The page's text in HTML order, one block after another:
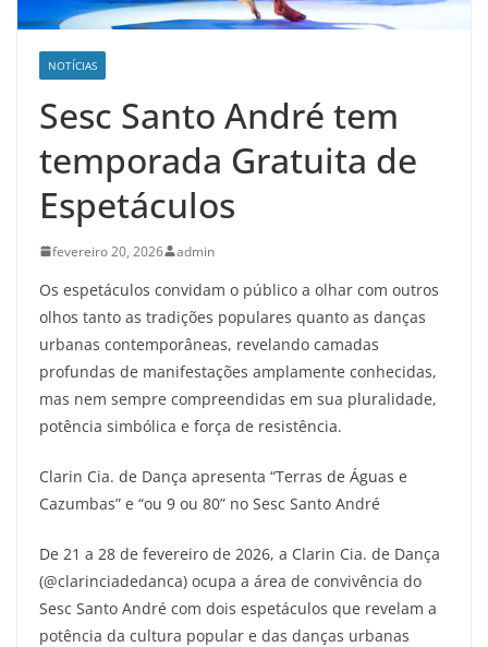
NOTÍCIAS
Sesc Santo André tem
temporada Gratuita de
Espetáculos
fevereiro 20, 2026 admin
Os espetáculos convidam o público a olhar com outros
olhos tanto as tradições populares quanto as danças
urbanas contemporâneas, revelando camadas
profundas de manifestações amplamente conhecidas,
mas nem sempre compreendidas em sua pluralidade,
potência simbólica e força de resistência.
Clarin Cia. de Dança apresenta “Terras de Águas e
Cazumbas” e “ou 9 ou 80” no Sesc Santo André
De 21 a 28 de fevereiro de 2026, a Clarin Cia. de Dança
(@clarinciadedanca) ocupa a área de convivência do
Sesc Santo André com dois espetáculos que revelam a
potência da cultura popular e das danças urbanas